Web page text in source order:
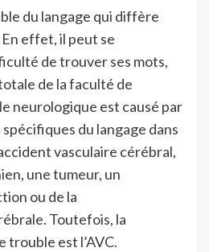
du langage qui diffère
effet, il peut se
de trouver ses mots,
de la faculté de
neurologique est causé par
du langage dans
vasculaire cérébral,
une tumeur, un
ou de la
Toutefois, la
trouble est l’AVC.